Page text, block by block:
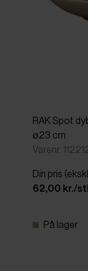
RAK Spot
ø23 cm
Varenr:
Din pris
62,00 kr./
På lager